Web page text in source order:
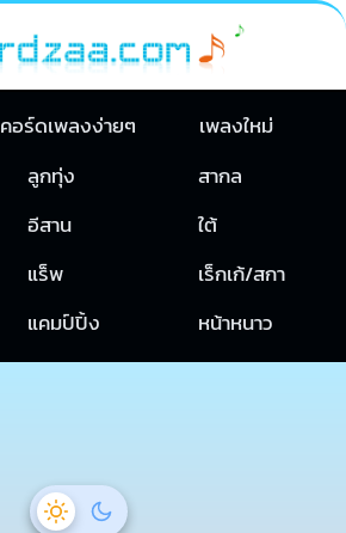
คอร์ดเพลงง่ายๆ
เพลงใหม่
ลูกทุ่ง
สากล
อีสาน
ใต้
แร็พ
เร็กเก้/สกา
แคมป์ปิ้ง หน้าหนาว